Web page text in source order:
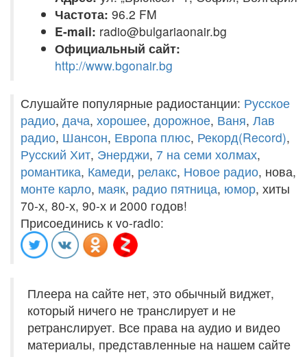
Частота: 96.2 FM
E-mail: radio@bulgariaonair.bg
Официальный сайт:
http://www.bgonair.bg
Слушайте популярные радиостанции: Русское
радио, дача, хорошее, дорожное, Ваня, Лав
радио, Шансон, Европа плюс, Рекорд(Record),
Русский Хит, Энерджи, 7 на семи холмах,
романтика, Камеди, релакс, Новое радио, нова,
монте карло, маяк, радио пятница, юмор, хиты
70-х, 80-х, 90-х и 2000 годов!
Присоединись к vo-radio:
Плеера на сайте нет, это обычный виджет,
который ничего не транслирует и не
ретранслирует. Все права на аудио и видео
материалы, представленные на нашем сайте